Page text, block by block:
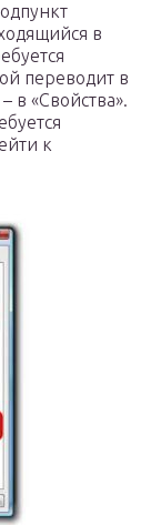
в
переводит в
в «Свойства».
к